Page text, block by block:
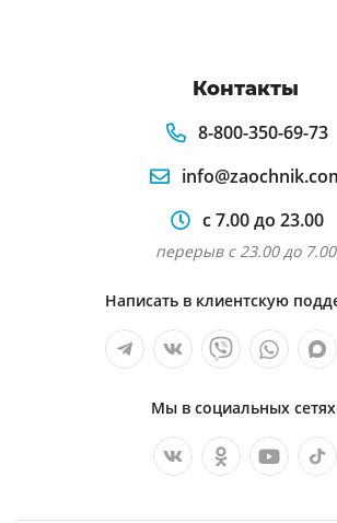
Контакты
8-800-350-69-73
с 7.00 до 23.00
перерыв с 23.00 до 7.00
Написать в клиентскую
Мы в социальных